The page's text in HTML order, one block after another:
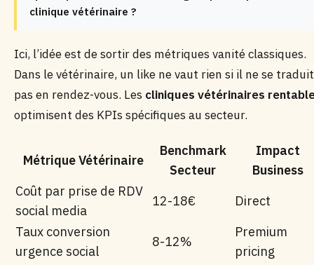
clinique vétérinaire ?
Ici, l’idée est de sortir des métriques vanité classiques.
Dans le vétérinaire, un like ne vaut rien si il ne se traduit
pas en rendez-vous. Les cliniques vétérinaires
optimisent des KPIs spécifiques au secteur.
Métrique Vétérinaire
Benchmark
Secteur
Impact
Business
Coût par prise de RDV
social media
12-18€
Direct
Taux conversion
urgence social
8-12%
Premium
pricing